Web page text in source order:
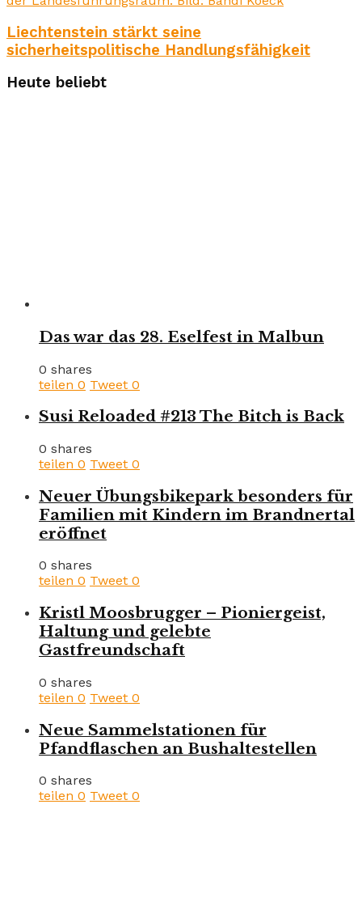
Liechtenstein stärkt seine
sicherheitspolitische Handlungsfähigkeit
Heute beliebt
Das war das 28. Eselfest in Malbun
0 shares
teilen 0 Tweet 0
Susi Reloaded #213 The Bitch is Back
0 shares
teilen 0 Tweet 0
Neuer Übungsbikepark besonders für
Familien mit Kindern im Brandnertal
eröffnet
0 shares
teilen 0 Tweet 0
Kristl Moosbrugger – Pioniergeist,
Haltung und gelebte
Gastfreundschaft
0 shares
teilen 0 Tweet 0
Neue Sammelstationen für
Pfandflaschen an Bushaltestellen
0 shares
teilen 0 Tweet 0